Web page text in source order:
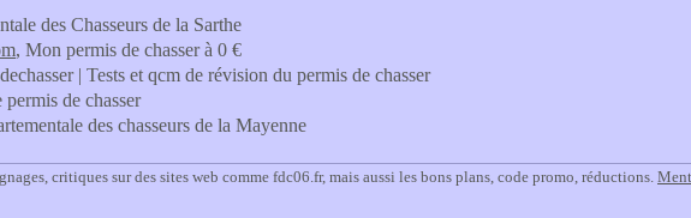
des Chasseurs de la Sarthe
, Mon permis de chasser à 0 €
| Tests et qcm de révision du permis de chasser
de chasser
des chasseurs de la Mayenne
critiques sur des sites web comme fdc06.fr, mais aussi les bons plans, code promo, réductions.